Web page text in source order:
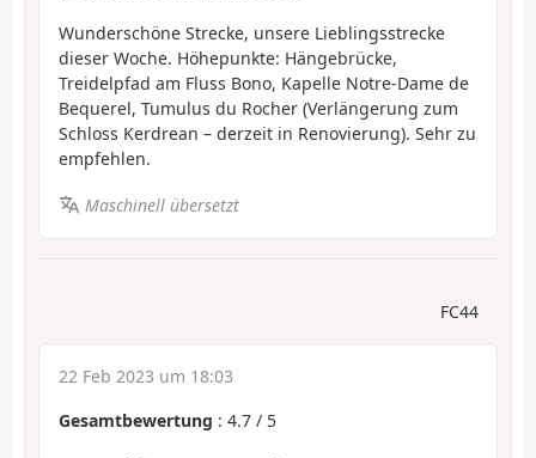
Wunderschöne Strecke, unsere Lieblingsstrecke
dieser Woche. Höhepunkte: Hängebrücke,
Treidelpfad am Fluss Bono, Kapelle Notre-Dame de
Bequerel, Tumulus du Rocher (Verlängerung zum
Schloss Kerdrean – derzeit in Renovierung). Sehr zu
empfehlen.
Maschinell übersetzt
FC44
22 Feb 2023 um 18:03
Gesamtbewertung : 4.7 / 5